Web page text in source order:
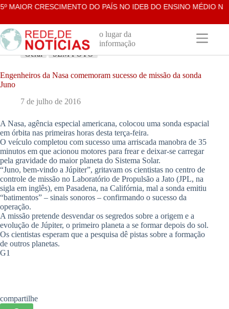
Pular
o
conteúdo
MAIOR CRESCIMENTO DO PAÍS NO IDEB DO ENSINO MÉDIO NA
o lugar da
informação
Geral
SEM FOTO
Engenheiros da Nasa comemoram sucesso de missão da sonda
Juno
7 de julho de 2016
A Nasa, agência especial americana, colocou uma sonda espacial
em órbita nas primeiras horas desta terça-feira.
O veículo completou com sucesso uma arriscada manobra de 35
minutos em que acionou motores para frear e deixar-se carregar
pela gravidade do maior planeta do Sistema Solar.
“Juno, bem-vindo a Júpiter”, gritavam os cientistas no centro de
controle de missão no Laboratório de Propulsão a Jato (JPL, na
sigla em inglês), em Pasadena, na Califórnia, mal a sonda emitiu
“batimentos” – sinais sonoros – confirmando o sucesso da
operação.
A missão pretende desvendar os segredos sobre a origem e a
evolução de Júpiter, o primeiro planeta a se formar depois do sol.
Os cientistas esperam que a pesquisa dê pistas sobre a formação
de outros planetas.
G1
compartilhe